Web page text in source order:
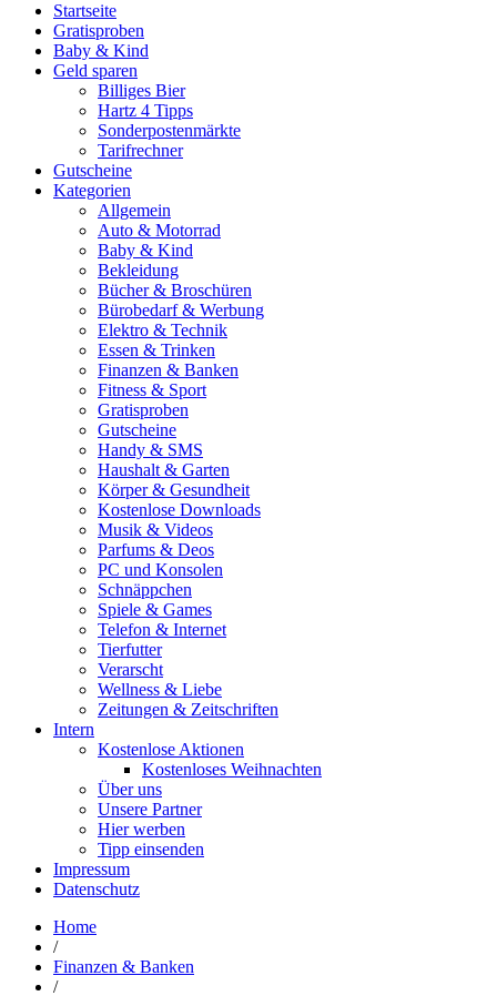
Startseite
Gratisproben
Baby & Kind
Geld sparen
Billiges Bier
Hartz 4 Tipps
Sonderpostenmärkte
Tarifrechner
Gutscheine
Kategorien
Allgemein
Auto & Motorrad
Baby & Kind
Bekleidung
Bücher & Broschüren
Bürobedarf & Werbung
Elektro & Technik
Essen & Trinken
Finanzen & Banken
Fitness & Sport
Gratisproben
Gutscheine
Handy & SMS
Haushalt & Garten
Körper & Gesundheit
Kostenlose Downloads
Musik & Videos
Parfums & Deos
PC und Konsolen
Schnäppchen
Spiele & Games
Telefon & Internet
Tierfutter
Verarscht
Wellness & Liebe
Zeitungen & Zeitschriften
Intern
Kostenlose Aktionen
Kostenloses Weihnachten
Über uns
Unsere Partner
Hier werben
Tipp einsenden
Impressum
Datenschutz
Home
/
Finanzen & Banken
/